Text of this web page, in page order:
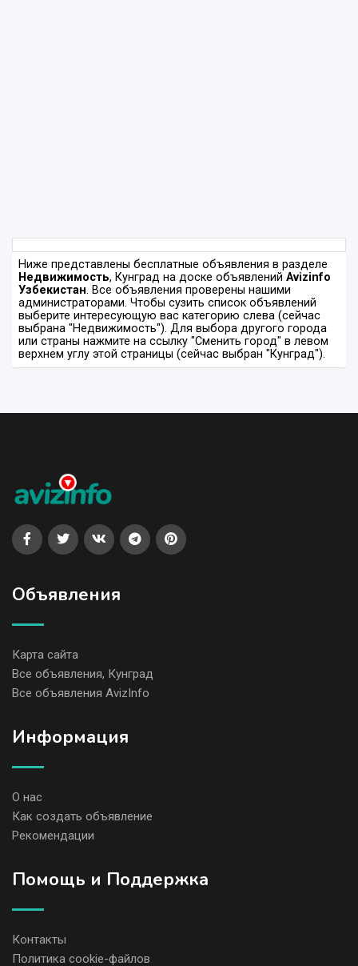
Ниже представлены бесплатные объявления в разделе
Недвижимость, Кунград на доске объявлений Avizinfo
Узбекистан. Все объявления проверены нашими
администраторами. Чтобы сузить список объявлений
выберите интересующую вас категорию слева (сейчас
выбрана "Недвижимость"). Для выбора другого города
или страны нажмите на ссылку "Сменить город" в левом
верхнем углу этой страницы (сейчас выбран "Кунград").
Объявления
Карта сайта
Все объявления, Кунград
Все объявления AvizInfo
Информация
О нас
Как создать объявление
Рекомендации
Помощь и Поддержка
Контакты
Политика cookie-файлов